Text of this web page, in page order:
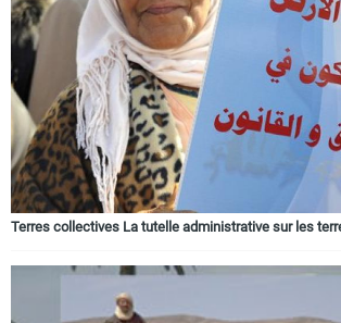
Terres collectives La tutelle administrative sur les